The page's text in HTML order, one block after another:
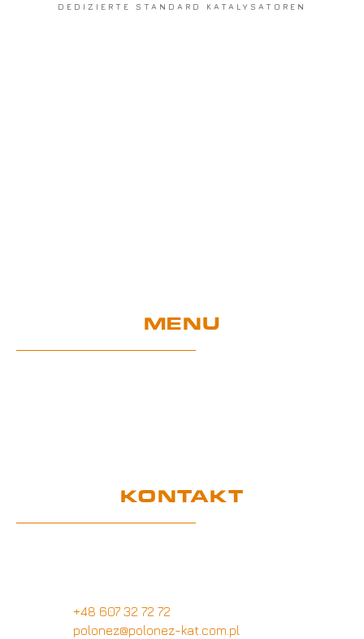
DEDIZIERTE STANDARD KATALYSATOREN
MENU
KONTAKT
+48 607 32 72 72
polonez@polonez-kat.com.pl